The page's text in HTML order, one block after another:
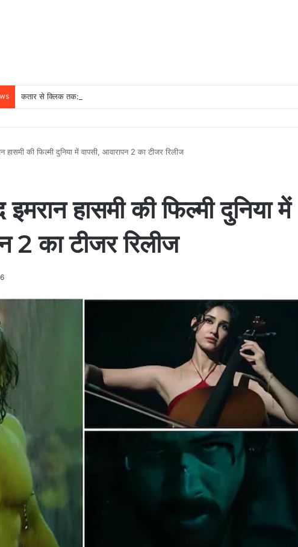
कतार से क्लिक तक: भारतीय रेलवे में यात्री आरक्षण के चार दशक
की फिल्मी दुनिया में वापसी, आवारापन 2 का टीजर रिलीज
हासमी की फिल्मी दुनिया में
2 का टीजर रिलीज